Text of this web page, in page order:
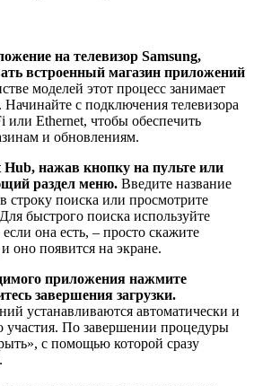
на телевизор Samsung,
встроенный магазин приложений
моделей этот процесс занимает
Начинайте с подключения телевизора
или Ethernet, чтобы обеспечить
и обновлениям.
Hub, нажав кнопку на пульте или
раздел меню. Введите название
строку поиска или просмотрите
быстрого поиска используйте
она есть, – просто скажите
оно появится на экране.
приложения нажмите
завершения загрузки.
устанавливаются автоматически и
участия. По завершении процедуры
с помощью которой сразу